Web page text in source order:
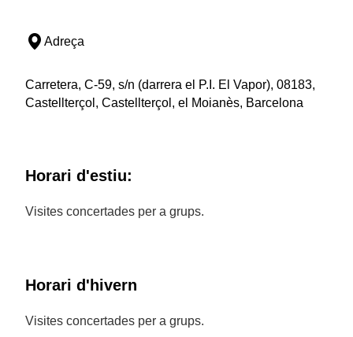
Adreça
Carretera, C-59, s/n (darrera el P.I. El Vapor), 08183,
Castellterçol, Castellterçol, el Moianès, Barcelona
Horari d'estiu:
Visites concertades per a grups.
Horari d'hivern
Visites concertades per a grups.